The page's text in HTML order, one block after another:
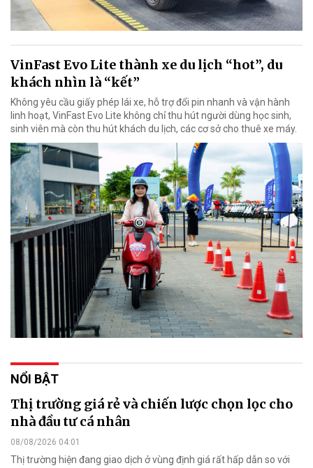
VinFast Evo Lite thành xe du lịch “hot”, du
khách nhìn là “kết”
Không yêu cầu giấy phép lái xe, hỗ trợ đổi pin nhanh và vận hành
linh hoạt, VinFast Evo Lite không chỉ thu hút người dùng học sinh,
sinh viên mà còn thu hút khách du lịch, các cơ sở cho thuê xe máy.
NỔI BẬT
Thị trường giá rẻ và chiến lược chọn lọc cho
nhà đầu tư cá nhân
08/08/2026 04:01
Thị trường hiện đang giao dịch ở vùng định giá rất hấp dẫn so với